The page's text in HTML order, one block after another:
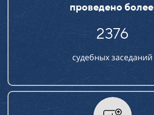
проведено более
2376
судебных заседаний